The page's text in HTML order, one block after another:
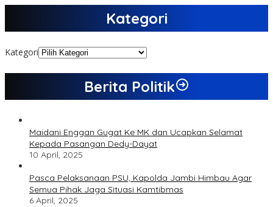
Kategori
Kategori
Berita Politik
Maidani Enggan Gugat Ke MK dan Ucapkan Selamat
Kepada Pasangan Dedy-Dayat
10 April, 2025
Pasca Pelaksanaan PSU, Kapolda Jambi Himbau Agar
Semua Pihak Jaga Situasi Kamtibmas
6 April, 2025